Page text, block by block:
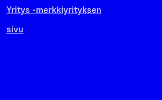
Yritys -merkkiyrityksen
sivu